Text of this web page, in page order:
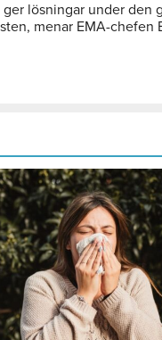
ger lösningar under den
menar EMA-chefen